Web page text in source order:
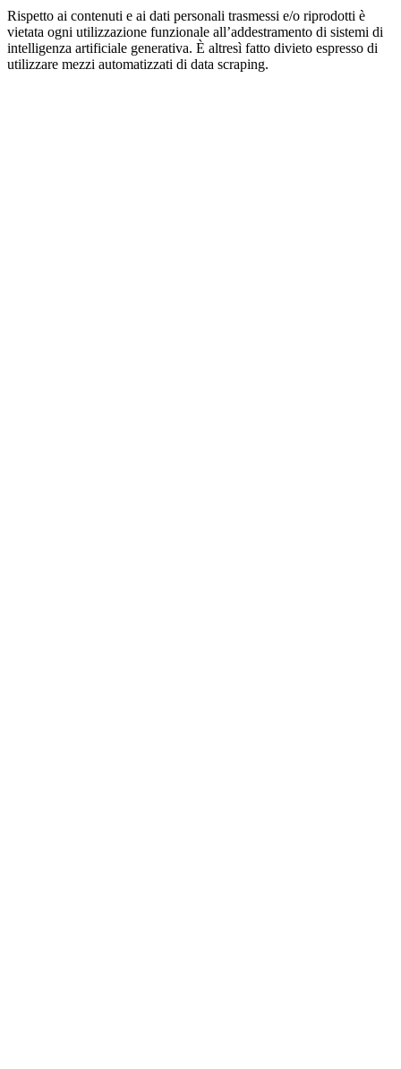
Rispetto ai contenuti e ai dati personali trasmessi e/o riprodotti è
vietata ogni utilizzazione funzionale all’addestramento di sistemi di
intelligenza artificiale generativa. È altresì fatto divieto espresso di
utilizzare mezzi automatizzati di data scraping.